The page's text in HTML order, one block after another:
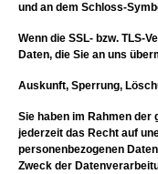
und an dem Schloss-
Wenn die SSL- bzw. TLS-
Daten, die Sie an uns
Auskunft, Sperrung,
Sie haben im Rahmen
jederzeit das Recht auf
personenbezogenen
Zweck der